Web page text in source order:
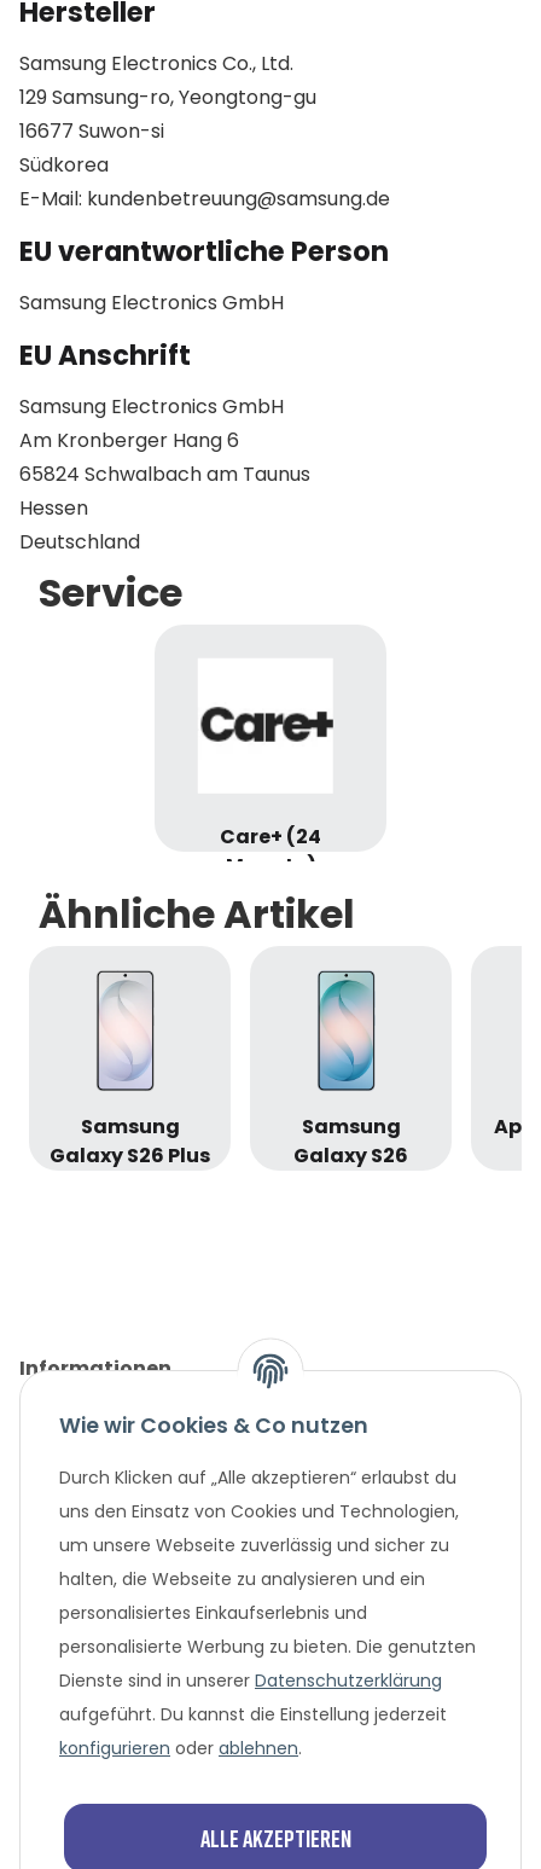
Hersteller
Samsung Electronics Co., Ltd.
129 Samsung-ro, Yeongtong-gu
16677 Suwon-si
Südkorea
E-Mail: kundenbetreuung@samsung.de
EU verantwortliche Person
Samsung Electronics GmbH
EU Anschrift
Samsung Electronics GmbH
Am Kronberger Hang 6
65824 Schwalbach am Taunus
Hessen
Deutschland
Service
Care+ (24
Monate)
Ähnliche Artikel
Samsung
Galaxy S26 Plus
Samsung
Galaxy S26
Informationen
Gesetzliche Informationen
Unternehmen
Beliebte Angebote
* Alle Preisangaben in Euro, inklusive der gesetzlich geltenden
MwSt. und Versandkosten bei Überweisung oder 0%
Finanzierung. Versandkosten können bei anderen
Wie wir Cookies & Co nutzen
Durch Klicken auf „Alle akzeptieren“ erlaubst du
uns den Einsatz von Cookies und Technologien,
um unsere Webseite zuverlässig und sicher zu
halten, die Webseite zu analysieren und ein
personalisiertes Einkaufserlebnis und
personalisierte Werbung zu bieten. Die genutzten
Dienste sind in unserer Datenschutzerklärung
aufgeführt. Du kannst die Einstellung jederzeit
konfigurieren oder ablehnen.
Alle akzeptieren